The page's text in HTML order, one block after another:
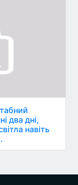
два дні,
навіть